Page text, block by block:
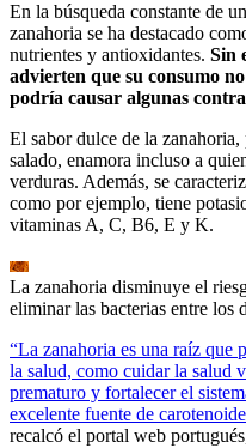
En la búsqueda constante de
zanahoria se ha destacado
nutrientes y antioxidantes. Sin
advierten que su consumo
podría causar algunas
El sabor dulce de la
salado, enamora incluso a
verduras. Además, se
como por ejemplo, tiene
vitaminas A, C, B6, E y K.
La zanahoria disminuye el
eliminar las bacterias entre los
“La zanahoria es una raíz que
la salud, como cuidar la salud
prematuro y fortalecer el
excelente fuente de
recalcó el portal web